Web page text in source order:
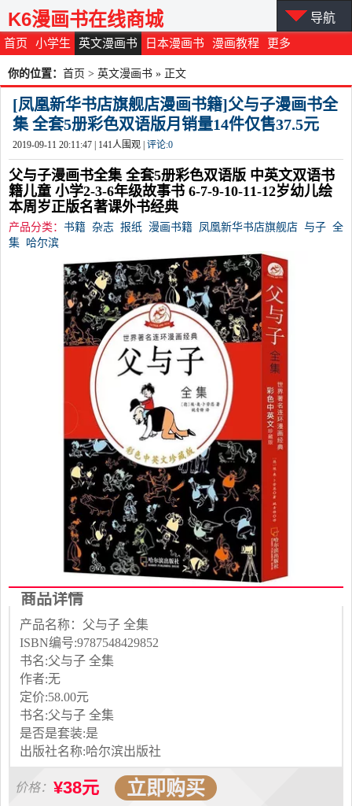
首页 小学生 英文漫画书 日本漫画书 漫画教程 更多
K6漫画书在线商城 导航
你的位置： 首页 > 英文漫画书 » 正文
[凤凰新华书店旗舰店漫画书籍]父与子漫画书全
集 全套5册彩色双语版月销量14件仅售37.5元
2019-09-11 20:11:47 | 141人围观 | 评论:0
父与子漫画书全集 全套5册彩色双语版 中英文双语书
籍儿童 小学2-3-6年级故事书 6-7-9-10-11-12岁幼儿绘
本周岁正版名著课外书经典
产品分类： 书籍 杂志 报纸 漫画书籍 凤凰新华书店旗舰店 与子 全
集 哈尔滨
商品详情
产品名称：父与子 全集
ISBN编号:9787548429852
书名:父与子 全集
作者:无
定价:58.00元
书名:父与子 全集
是否是套装:是
出版社名称:哈尔滨出版社
价格： ¥38元 立即购买